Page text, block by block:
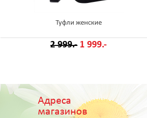
Туфли женские
2 999.- 1 999.-
Адреса
магазинов